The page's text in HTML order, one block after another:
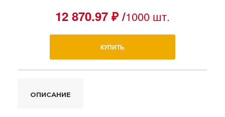
12 870.97 ₽ /1000 шт.
КУПИТЬ
ОПИСАНИЕ